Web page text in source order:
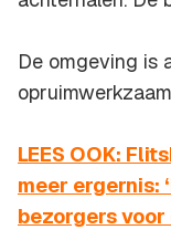
De omgeving is
LEES OOK:
meer ergernis:
bezorgers voor